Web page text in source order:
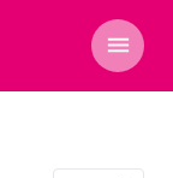
menu